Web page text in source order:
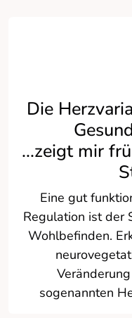
Die
...zeigt mir
Eine gut
Regulation ist der
Wohlbefinden.
sogenannten